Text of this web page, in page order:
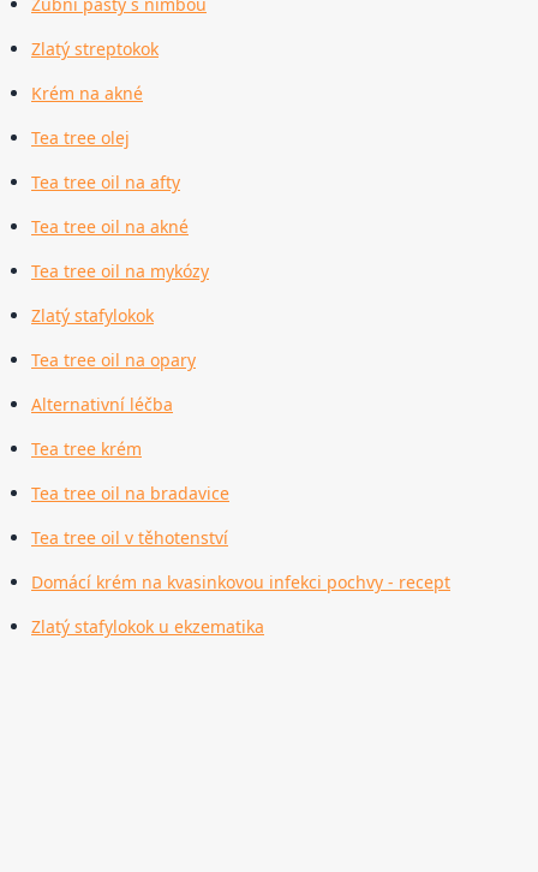
Zubní pasty s nimbou
Zlatý streptokok
Krém na akné
Tea tree olej
Tea tree oil na afty
Tea tree oil na akné
Tea tree oil na mykózy
Zlatý stafylokok
Tea tree oil na opary
Alternativní léčba
Tea tree krém
Tea tree oil na bradavice
Tea tree oil v těhotenství
Domácí krém na kvasinkovou infekci pochvy - recept
Zlatý stafylokok u ekzematika